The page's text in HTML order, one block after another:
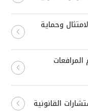
وحماية
القانونية